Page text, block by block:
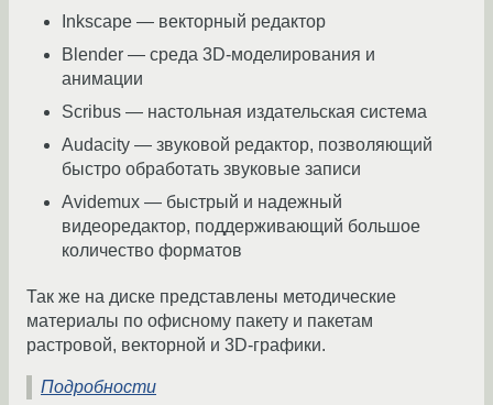
Inkscape — векторный редактор
Blender — среда 3D-моделирования и
анимации
Scribus — настольная издательская система
Audacity — звуковой редактор, позволяющий
быстро обработать звуковые записи
Avidemux — быстрый и надежный
видеоредактор, поддерживающий большое
количество форматов
Так же на диске представлены методические
материалы по офисному пакету и пакетам
растровой, векторной и 3D-графики.
Подробности